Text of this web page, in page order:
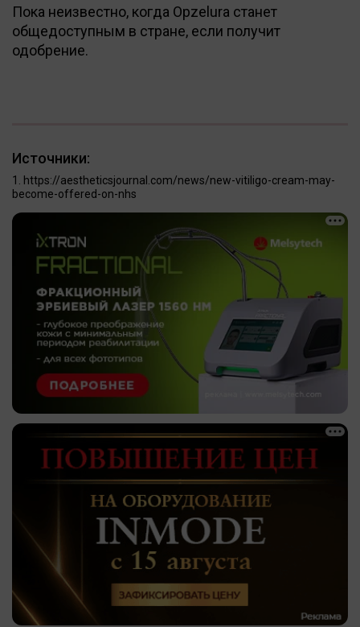
Пока неизвестно, когда Opzelura станет
общедоступным в стране, если получит
одобрение.
Источники:
https://aestheticsjournal.com/news/new-vitiligo-cream-may-
become-offered-on-nhs